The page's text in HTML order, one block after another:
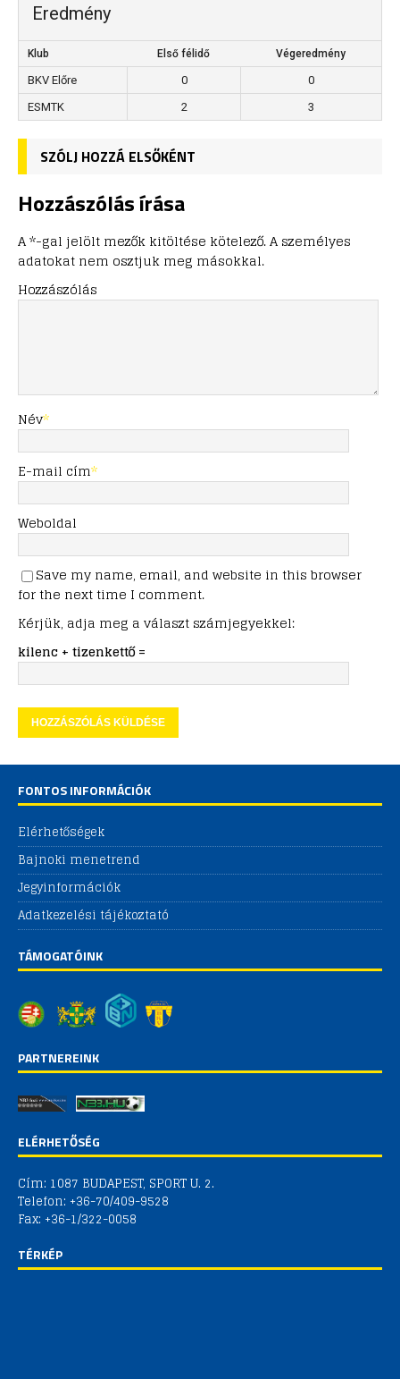
Eredmény
Klub Első félidő Végeredmény
BKV Előre 0
0
ESMTK
2 3
SZÓLJ HOZZÁ ELSŐKÉNT
Hozzászólás írása
A *-gal jelölt mezők kitöltése kötelező. A személyes
adatokat nem osztjuk meg másokkal.
Hozzászólás
Név*
E-mail cím*
Weboldal
Save my name, email, and website in this browser
for the next time I comment.
Kérjük, adja meg a választ számjegyekkel:
kilenc + tizenkettő =
FONTOS INFORMÁCIÓK
Elérhetőségek
Bajnoki menetrend
Jegyinformációk
Adatkezelési tájékoztató
TÁMOGATÓINK
PARTNEREINK
ELÉRHETŐSÉG
Cím: 1087 BUDAPEST, SPORT U. 2.
Telefon: +36-70/409-9528
Fax: +36-1/322-0058
TÉRKÉP